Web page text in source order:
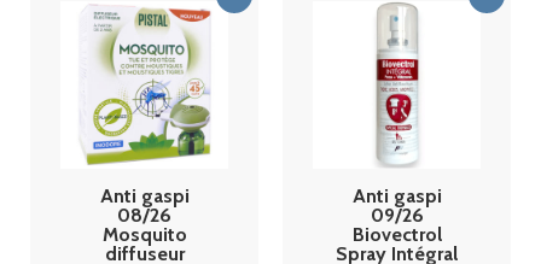
Anti gaspi
08/26
Mosquito
diffuseur
Anti gaspi
09/26
Biovectrol
Spray Intégral